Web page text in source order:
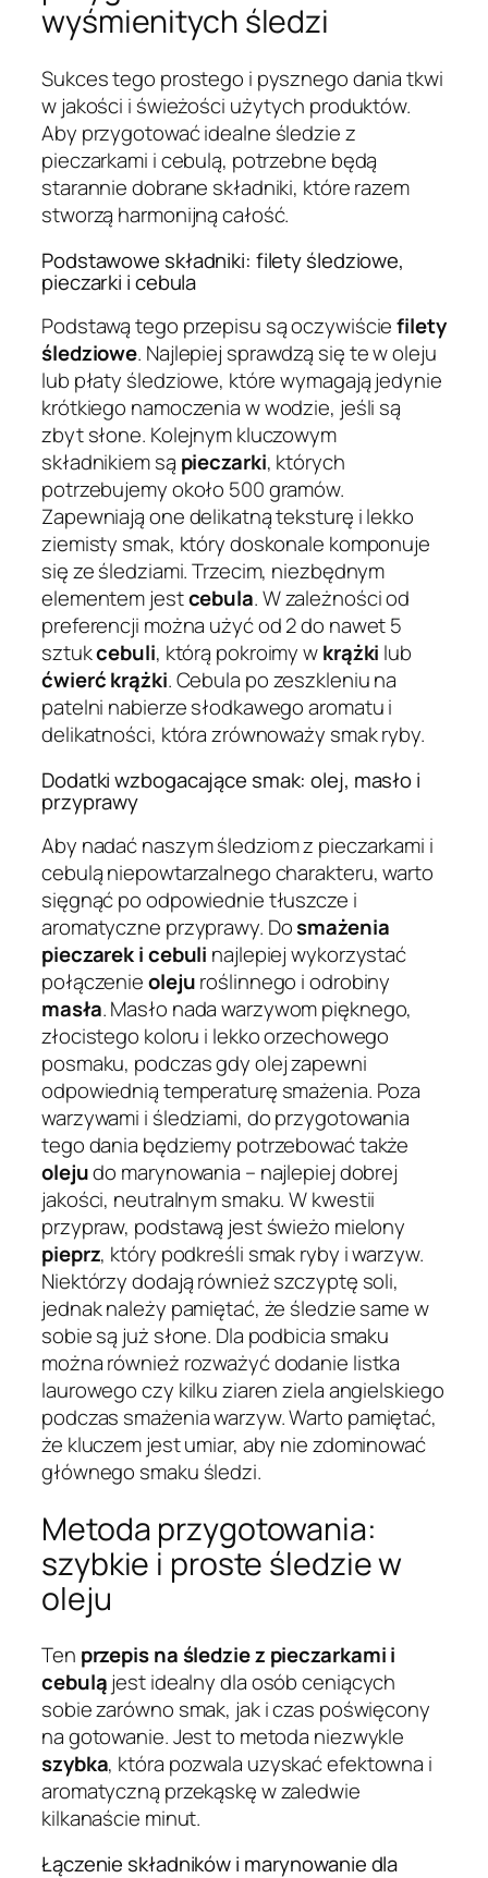
wyśmienitych śledzi
Sukces tego prostego i pysznego dania tkwi
w jakości i świeżości użytych produktów.
Aby przygotować idealne śledzie z
pieczarkami i cebulą, potrzebne będą
starannie dobrane składniki, które razem
stworzą harmonijną całość.
Podstawowe składniki: filety śledziowe,
pieczarki i cebula
Podstawą tego przepisu są oczywiściefilety
śledziowe. Najlepiej sprawdzą się te w oleju
lub płaty śledziowe, które wymagają jedynie
krótkiego namoczenia w wodzie, jeśli są
zbyt słone. Kolejnym kluczowym
składnikiem są pieczarki, których
potrzebujemy około 500 gramów.
Zapewniają one delikatną teksturę i lekko
ziemisty smak, który doskonale komponuje
się ze śledziami. Trzecim, niezbędnym
elementem jestcebula. W zależności od
preferencji można użyć od 2 do nawet 5
sztukcebuli, którą pokroimy wkrążki lub
ćwierć krążki. Cebula po zeszkleniu na
patelni nabierze słodkawego aromatu i
delikatności, która zrównoważy smak ryby.
Dodatki wzbogacające smak: olej, masło i
przyprawy
Aby nadać naszym śledziom z pieczarkami i
cebulą niepowtarzalnego charakteru, warto
sięgnąć po odpowiednie tłuszcze i
aromatyczne przyprawy. Dosmażenia
pieczarek i cebuli najlepiej wykorzystać
połączenieolejuroślinnego i odrobiny
masła. Masło nada warzywom pięknego,
złocistego koloru i lekko orzechowego
posmaku, podczas gdy olej zapewni
odpowiednią temperaturę smażenia. Poza
warzywami i śledziami, do przygotowania
tego dania będziemy potrzebować także
olejudo marynowania – najlepiej dobrej
jakości, neutralnym smaku. W kwestii
przypraw, podstawą jest świeżo mielony
pieprz, który podkreśli smak ryby i warzyw.
Niektórzy dodają również szczyptę soli,
jednak należy pamiętać, że śledzie same w
sobie są już słone. Dla podbicia smaku
można również rozważyć dodanie listka
laurowego czy kilku ziaren ziela angielskiego
podczas smażenia warzyw. Warto pamiętać,
że kluczem jest umiar, aby nie zdominować
głównego smaku śledzi.
Metoda przygotowania:
szybkie i proste śledzie w
oleju
Ten przepis na śledzie z pieczarkami i
cebuląjest idealny dla osób ceniących
sobie zarówno smak, jak i czas poświęcony
na gotowanie. Jest to metoda niezwykle
szybka, która pozwala uzyskać efektowna i
aromatyczną przekąskę w zaledwie
kilkanaście minut.
Łączenie składników i marynowanie dla